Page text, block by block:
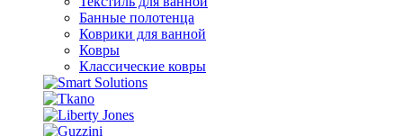
Банные полотенца
Коврики для ванной
Ковры
Классические ковры